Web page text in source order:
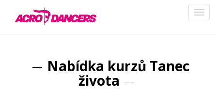
Nabídka kurzů Tanec
života